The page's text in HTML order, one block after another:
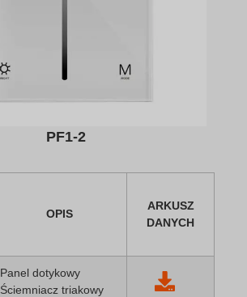
PF1-2
OPIS
ARKUSZ
DANYCH
Panel dotykowy
Ściemniacz triakowy